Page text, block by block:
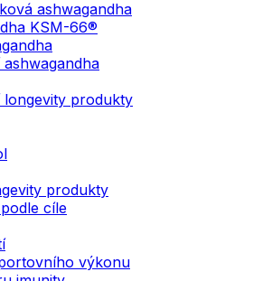
ashwagandha
KSM-66®
longevity produkty
produkty
cíle
výkonu